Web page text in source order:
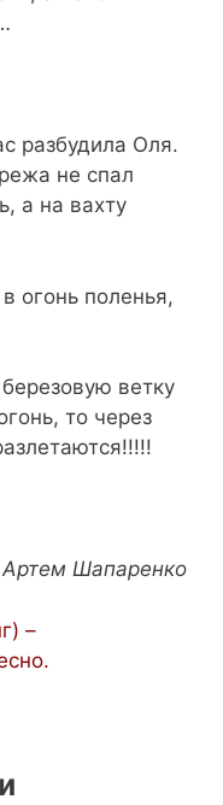
разбудила Оля.
не спал
а на вахту
огонь поленья,
ветку
то через
Артем Шапаренко
–